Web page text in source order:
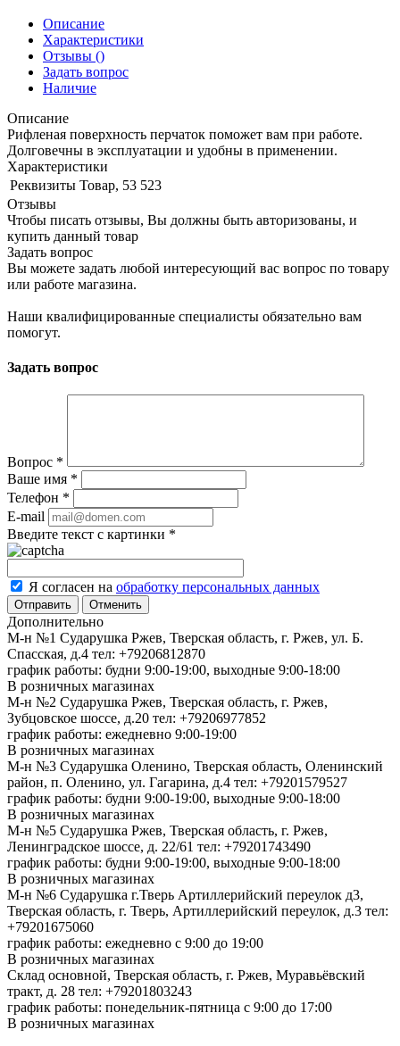
Описание
Характеристики
Отзывы ()
Задать вопрос
Наличие
Описание
Рифленая поверхность перчаток поможет вам при работе.
Долговечны в эксплуатации и удобны в применении.
Характеристики
Реквизиты Товар, 53 523
Отзывы
Чтобы писать отзывы, Вы должны быть авторизованы, и
купить данный товар
Задать вопрос
Вы можете задать любой интересующий вас вопрос по товару
или работе магазина.
Наши квалифицированные специалисты обязательно вам
помогут.
Задать вопрос
Вопрос *
Ваше имя *
Телефон *
E-mail
Введите текст с картинки *
Я согласен на обработку персональных данных
Отменить
Дополнительно
М-н №1 Сударушка Ржев, Тверская область, г. Ржев, ул. Б.
Спасская, д.4 тел: +79206812870
график работы: будни 9:00-19:00, выходные 9:00-18:00
В розничных магазинах
М-н №2 Cударушка Ржев, Тверская область, г. Ржев,
Зубцовское шоссе, д.20 тел: +79206977852
график работы: ежедневно 9:00-19:00
В розничных магазинах
М-н №3 Сударушка Оленино, Тверская область, Оленинский
район, п. Оленино, ул. Гагарина, д.4 тел: +79201579527
график работы: будни 9:00-19:00, выходные 9:00-18:00
В розничных магазинах
М-н №5 Сударушка Ржев, Тверская область, г. Ржев,
Ленинградское шоссе, д. 22/61 тел: +79201743490
график работы: будни 9:00-19:00, выходные 9:00-18:00
В розничных магазинах
М-н №6 Сударушка г.Тверь Артиллерийский переулок д3,
Тверская область, г. Тверь, Артиллерийский переулок, д.3 тел:
+79201675060
график работы: ежедневно с 9:00 до 19:00
В розничных магазинах
Склад основной, Тверская область, г. Ржев, Муравьёвский
тракт, д. 28 тел: +79201803243
график работы: понедельник-пятница с 9:00 до 17:00
В розничных магазинах